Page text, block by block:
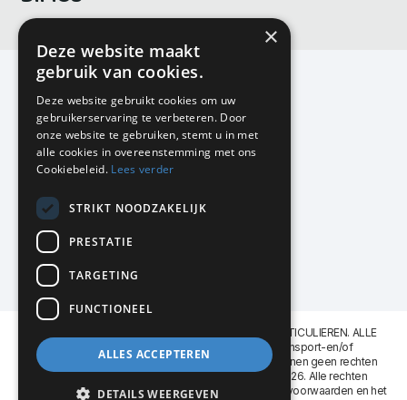
KMP Kantoormeubilair
Airport Business Park
Frankfurtstraat 29-31
1175 RH Lijnden
020-617 01 26
info@kmpkantoormeubilair.nl
Facebook
Instagram
KMP Kantoormeubilair levert aan BEDRIJVEN en PARTICULIEREN. ALLE
GENOEMDE PRIJZEN ZIJN EXCL. 21% B.T.W. Transport-en/of
Montagekosten op aanvraag. Aan deze website kunnen geen rechten
worden ontleend. KMP Kantoormeubilair VOF © 2026. Alle rechten
voorbehouden. Lees voor gebruik graag de
leveringsvoorwaarden en het
×
Deze website maakt
gebruik van cookies.
Deze website gebruikt cookies om uw
gebruikerservaring te verbeteren. Door
onze website te gebruiken, stemt u in met
alle cookies in overeenstemming met ons
Cookiebeleid. Lees verder
STRIKT NOODZAKELIJK
PRESTATIE
TARGETING
FUNCTIONEEL
ALLES ACCEPTEREN
DETAILS WEERGEVEN